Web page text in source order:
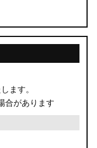
ます。
合があります